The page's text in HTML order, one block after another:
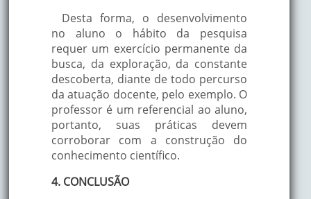
Desta forma, o desenvolvimento
no aluno o hábito da pesquisa
requer um exercício permanente da
busca, da exploração, da constante
descoberta, diante de todo percurso
da atuação docente, pelo exemplo. O
professor é um referencial ao aluno,
portanto, suas práticas devem
corroborar com a construção do
conhecimento científico.
4. CONCLUSÃO